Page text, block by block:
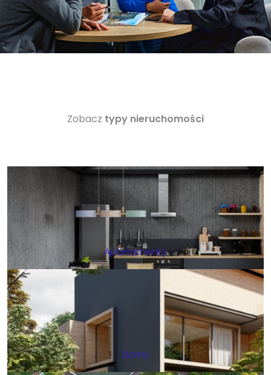
Zobacz typy nieruchomości
Apartamenty
Domy